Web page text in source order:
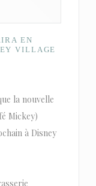
EN
VILLAGE
la nouvelle
Mickey)
à Disney